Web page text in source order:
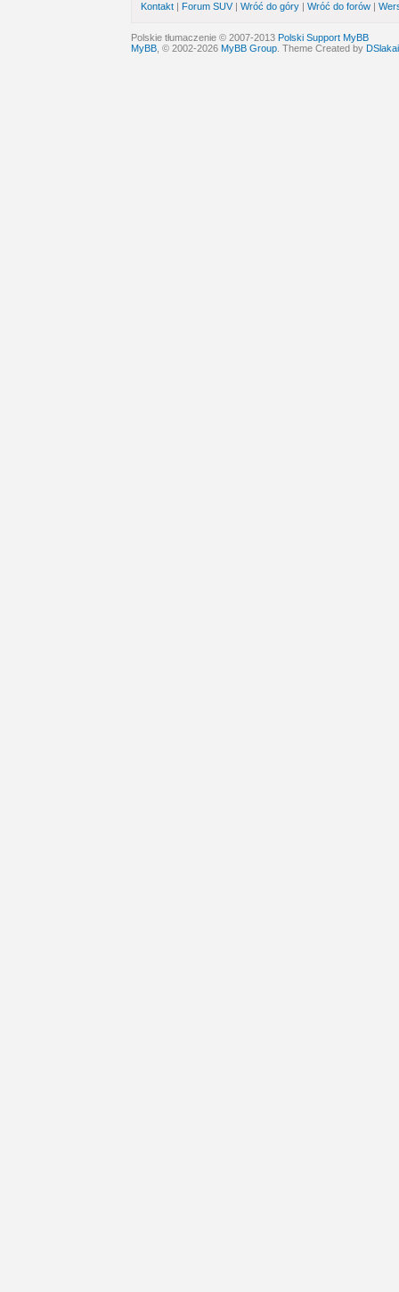
Kontakt | Forum SUV| Wróć do góry | Wróć do forów |
Polskie tłumaczenie © 2007-2013 Polski Support MyBB
MyBB , © 2002-2026 MyBB Group . Theme Created by